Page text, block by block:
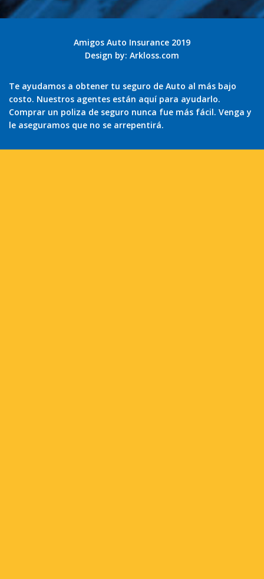
Amigos Auto Insurance 2019
Design by: Arkloss.com
Te ayudamos a obtener tu seguro de Auto al más bajo
costo. Nuestros agentes están aquí para ayudarlo.
Comprar un poliza de seguro nunca fue más fácil. Venga y
le aseguramos que no se arrepentirá.